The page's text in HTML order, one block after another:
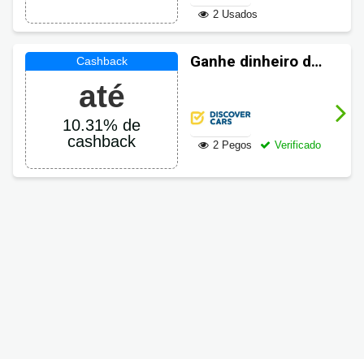
2 Usados
até
10.31% de
cashback
Ganhe dinheiro de
DiscoverCars
2 Pegos Verificado